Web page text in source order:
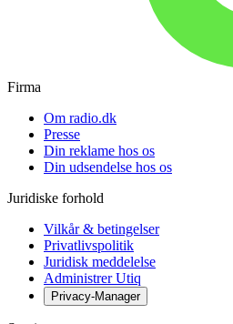
Firma
Om radio.dk
Presse
Din reklame hos os
Din udsendelse hos os
Juridiske forhold
Vilkår & betingelser
Privatlivspolitik
Juridisk meddelelse
Administrer Utiq
Privacy-Manager